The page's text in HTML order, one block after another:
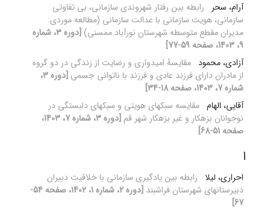
آرام، سحر
رابطه بین رفتار شهروندی سازمانی، بی تفاوتی
سازمانی، هویت سازمانی با عدالت سازمانی (مطالعه موردی:
مدیران مقطع متوسطه شهرستان نورآباد ممسنی)
[دوره 3، شماره
9، 1403، صفحه 59-77]
آزادی، محمود مقایسۀ امیدواری و رضایت از زندگی در دو گروه
از مادران دارای فرزند عادی و فرزند با ناتوانی جسمی
[دوره 3،
شماره 7، 1403، صفحه 18-34]
آقایی، الهام مقایسه سبک‏های هویتی و سبک‏های دلبستگی در
نوجوانان بزهکار و غیر بزهکار شهر قم
[دوره 3، شماره 7، 1403،
صفحه 51-68]
ا
احراری، لیلا رابطه بین یادگیری سازمانی با خلاقیت دبیران
دبیرستانهای شهرستان فراشبند
[دوره 2، شماره 1، 1402، صفحه 54-
67]